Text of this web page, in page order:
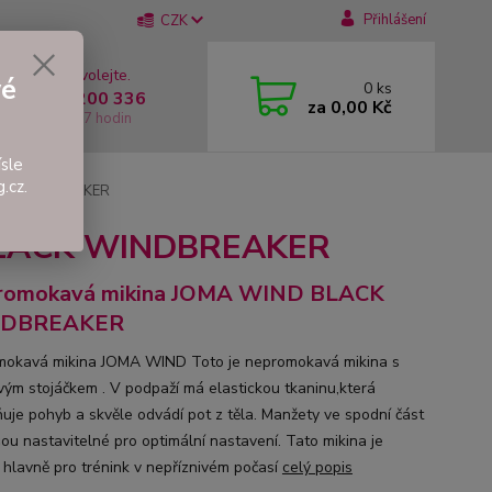
CZK Přihlášení
si rady? Zavolejte.
737 200 336
Pátek: 8 - 17 hodin
0 ks
za 0,00 Kč
WINDBREAKER
mikina JOMA WIND BLACK
mikina JOMA WIND Toto je nepromokavá mikina s
stojáčkem . V podpaží má elastickou tkaninu,která
pohyb a skvěle odvádí pot z těla. Manžety ve spodní část
nastavitelné pro optimální nastavení. Tato mikina je
hlavně pro trénink v nepříznivém počasí celý popis